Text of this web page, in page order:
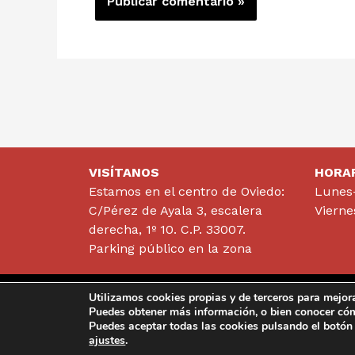
VISÍTANOS
Estamos en el centro de Oviedo:
C/Pérez de Ayala 3, escalera
derecha, 1º 10. C.P. 33007.
Parking público en la zona
Utilizamos cookies propias y de terceros para
Puedes obtener más información, o bien conocer
Puedes aceptar todas las cookies pulsando el
ajustes.